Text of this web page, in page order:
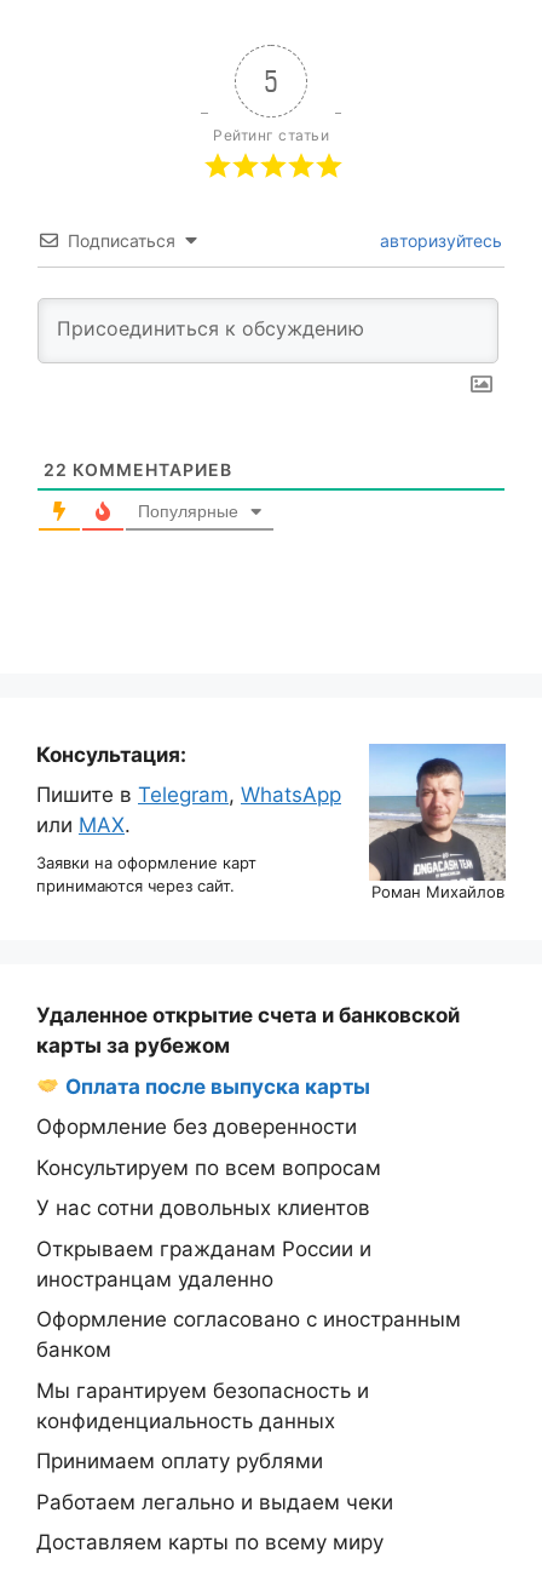
5
Рейтинг статьи
Подписаться авторизуйтесь
22 КОММЕНТАРИЕВ
Популярные
Консультация:
Пишите в Telegram, WhatsApp
или MAX.
Заявки на оформление карт
принимаются через сайт.
Роман Михайлов
Удаленное открытие счета и банковской
карты за рубежом
Оплата после выпуска карты
Оформление без доверенности
Консультируем по всем вопросам
У нас сотни довольных клиентов
Открываем гражданам России и
иностранцам удаленно
Оформление согласовано с иностранным
банком
Мы гарантируем безопасность и
конфиденциальность данных
Принимаем оплату рублями
Работаем легально и выдаем чеки
Доставляем карты по всему миру